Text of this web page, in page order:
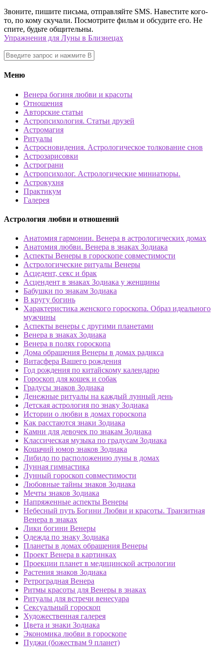
Звоните, пишите письма, отправляйте SMS. Навестите кого-
то, по кому скучали. Посмотрите фильм и обсудите его. Не
спите, будьте общительны.
Упражнения для Луны в Близнецах
Меню
Венера богиня любви и красоты
Отношения
Авторские статьи
Астропсихология. Статьи друзей
Астромагия
Ритуалы
Астросновидения. Астрологическое толкование снов
Астрозарисовки
Астрограни
Астропсихолог. Астрологические миниатюры.
Астрокухня
Практикум
Галерея
Астрология любви и отношений
Анатомия гармонии. Венера в астрологических домах
Анатомия любви. Венера в знаках Зодиака
Аспекты Венеры в гороскопе совместимости
Астрологические ритуалы Венеры
Асцедент, секс и брак
Асцендент в знаках Зодиака у женщины
Бабушки по знакам Зодиака
В кругу богинь
Характеристика женского гороскопа. Образ идеального
мужчины
Аспекты венеры с другими планетами
Венера в знаках Зодиака
Венера в полях гороскопа
Дома обращения Венеры в домах радикса
Витасфера Вашего рождения
Год рождения по китайскому календарю
Гороскоп для кошек и собак
Градусы знаков Зодиака
Денежные ритуалы на каждый лунный день
Детская астрология по знаку Зодиака
Истории о любви в домах гороскопа
Как расстаются знаки Зодиака
Камни для девочек по знакам Зодиака
Классическая музыка по градусам Зодиака
Кошачий юмор знаков Зодиака
Либидо по расположению луны в домах
Лунная гимнастика
Лунный гороскоп совместимости
Любовные тайны знаков Зодиака
Мечты знаков Зодиака
Напряженные аспекты Венеры
Небесный путь Богини Любви и красоты. Транзитная
Венера в знаках
Лики богини Венеры
Одежда по знаку Зодиака
Планеты в домах обращения Венеры
Проект Венера в картинках
Проекции планет в медицинской астрологии
Растения знаков Зодиака
Ретроградная Венера
Ритмы красоты для Венеры в знаках
Ритуалы для встречи венесуара
Сексуальный гороскоп
Художественная галерея
Цвета и знаки Зодиака
Экономика любви в гороскопе
Пуджи (божествам 9 планет)